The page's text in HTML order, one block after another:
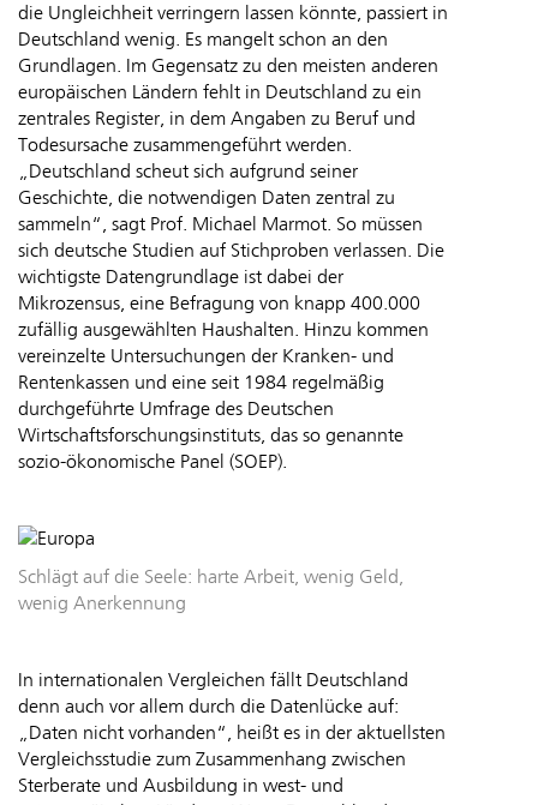
die Ungleichheit verringern lassen könnte, passiert in
Deutschland wenig. Es mangelt schon an den
Grundlagen. Im Gegensatz zu den meisten anderen
europäischen Ländern fehlt in Deutschland zu ein
zentrales Register, in dem Angaben zu Beruf und
Todesursache zusammengeführt werden.
„Deutschland scheut sich aufgrund seiner
Geschichte, die notwendigen Daten zentral zu
sammeln“, sagt Prof. Michael Marmot. So müssen
sich deutsche Studien auf Stichproben verlassen. Die
wichtigste Datengrundlage ist dabei der
Mikrozensus, eine Befragung von knapp 400.000
zufällig ausgewählten Haushalten. Hinzu kommen
vereinzelte Untersuchungen der Kranken- und
Rentenkassen und eine seit 1984 regelmäßig
durchgeführte Umfrage des Deutschen
Wirtschaftsforschungsinstituts, das so genannte
sozio-ökonomische Panel (SOEP).
Schlägt auf die Seele: harte Arbeit, wenig Geld,
wenig Anerkennung
In internationalen Vergleichen fällt Deutschland
denn auch vor allem durch die Datenlücke auf:
„Daten nicht vorhanden“, heißt es in der aktuellsten
Vergleichsstudie zum Zusammenhang zwischen
Sterberate und Ausbildung in west- und